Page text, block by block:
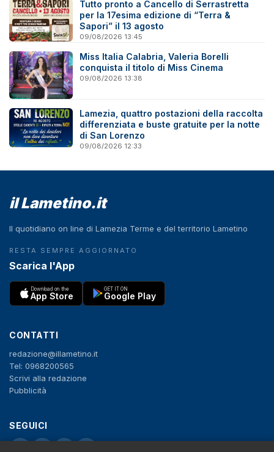
Tutto pronto a Cancello di Serrastretta
per la 17esima edizione di “Terra &
Sapori” il 13 agosto
09/08/2026 13:45
Miss Italia Calabria, Valeria Borelli
conquista il titolo di Miss Cinema
09/08/2026 13:38
Lamezia, quattro postazioni della raccolta
differenziata e buste gratuite per la notte
di San Lorenzo
09/08/2026 12:33
il Lametino.it
Il quotidiano on line di Lamezia Terme e del territorio Lametino
RESTA SEMPRE AGGIORNATO
Scarica l'App
Download on the
App Store
GET IT ON
Google Play
CONTATTI
redazione@illametino.it
Tel: 0968200565
Scrivi alla redazione
Pubblicità
SEGUICI